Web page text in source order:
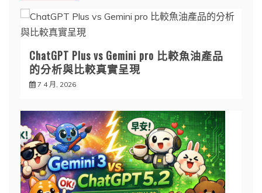
ChatGPT Plus vs Gemini pro 比較魚油產品
的分析與比較真實呈現
7 4 月, 2026